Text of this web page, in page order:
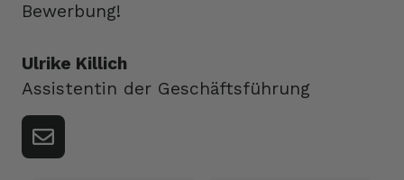
Bewerbung!
Ulrike Killich
Assistentin der Geschäftsführung